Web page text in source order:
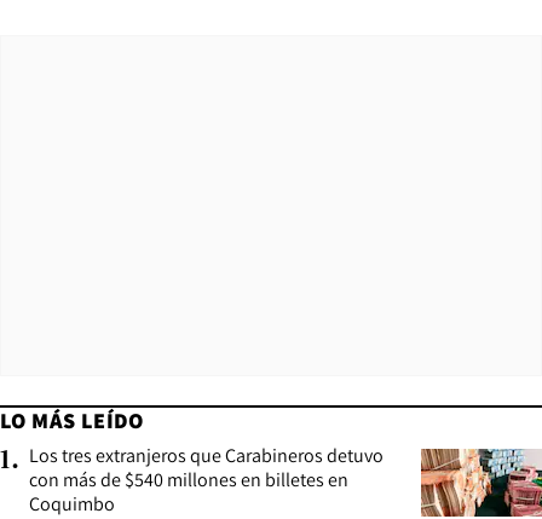
LO MÁS LEÍDO
1. Los tres extranjeros que Carabineros detuvo
con más de $540 millones en billetes en
Coquimbo